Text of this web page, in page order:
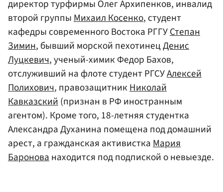
директор турфирмы Олег Архипенков, инвалид
второй группыМихаил Косенко, студент
кафедры современного Востока РГГУСтепан
Зимин, бывший морской пехотинецДенис
Луцкевич, ученый-химик Федор Бахов,
отслуживший на флоте студент РГСУАлексей
Полихович, правозащитникНиколай
Кавказский(признан в РФ иностранным
агентом). Кроме того, 18-летняя студентка
Александра Духанина помещена под домашний
арест, а гражданская активисткаМария
Баронованаходится под подпиской о невыезде.